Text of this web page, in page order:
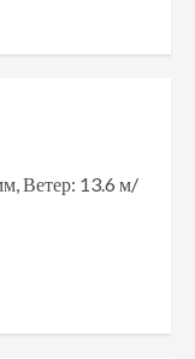
Ветер: 13.6 м/